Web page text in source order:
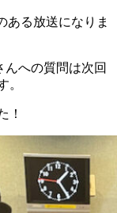
ある放送になりま
への質問は次回
。
！